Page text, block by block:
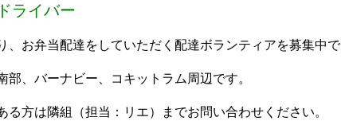
ライバー
、お弁当配達をしていただく配達ボランティアを募集中で
、バーナビー、コキットラム周辺です。
る方は隣組（担当：リエ）までお問い合わせください。